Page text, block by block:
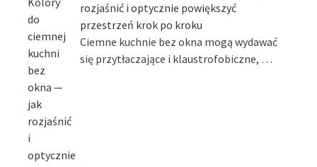
rozjaśnić i optycznie powiększyć
przestrzeń krok po kroku
Ciemne kuchnie bez okna mogą wydawać
się przytłaczające i klaustrofobiczne, …